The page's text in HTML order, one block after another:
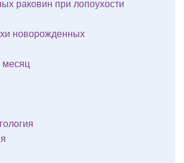
раковин при лопоухости
новорожденных
месяц